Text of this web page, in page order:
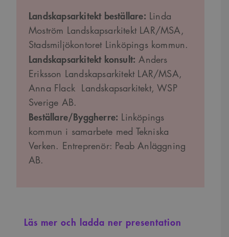
Landskapsarkitekt beställare: Linda
Moström Landskapsarkitekt LAR/MSA,
Stadsmiljökontoret Linköpings kommun.
Landskapsarkitekt konsult: Anders
Eriksson Landskapsarkitekt LAR/MSA,
Anna Flack Landskapsarkitekt, WSP
Sverige AB.
Beställare/Byggherre: Linköpings
kommun i samarbete med Tekniska
Verken. Entreprenör: Peab Anläggning
AB.
Läs mer och ladda ner presentation